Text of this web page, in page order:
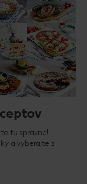
tu správne!
a vyberajte z